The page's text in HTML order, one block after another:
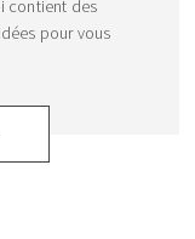
contient des
pour vous